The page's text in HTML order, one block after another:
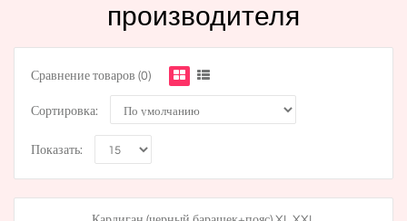
производителя
Сравнение товаров (0)
Сортировка:
Показать: